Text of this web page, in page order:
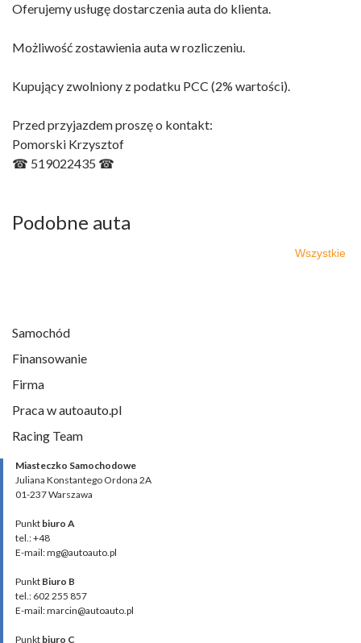
Oferujemy usługę dostarczenia auta do klienta.
Możliwość zostawienia auta w rozliczeniu.
Kupujący zwolniony z podatku PCC (2% wartości).
Przed przyjazdem proszę o kontakt:
Pomorski Krzysztof
☎ 519022435 ☎
Podobne auta
Wszystkie
Samochód
Finansowanie
Firma
Praca w autoauto.pl
Racing Team
Miasteczko Samochodowe
Juliana Konstantego Ordona 2A
01-237 Warszawa
Punkt biuro A
tel.: +48
E-mail: mg@autoauto.pl
Punkt Biuro B
tel.: 602 255 857
E-mail: marcin@autoauto.pl
Punkt biuro C